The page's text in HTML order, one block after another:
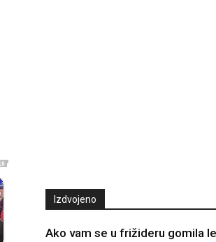
Izdvojeno
Ako vam se u frižideru gomila